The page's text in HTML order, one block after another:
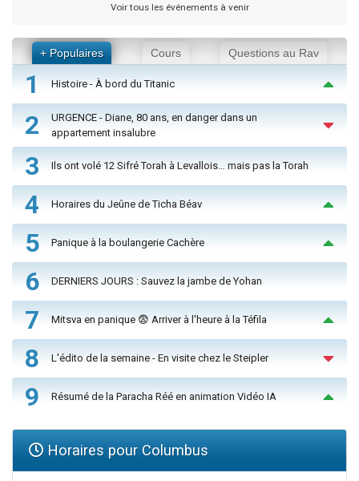
Voir tous les événements à venir
+ Populaires Cours Questions au Rav
1 Histoire - À bord du Titanic
2
URGENCE - Diane, 80 ans, en danger dans un
appartement insalubre
3 Ils ont volé 12 Sifré Torah à Levallois… mais pas la Torah
4 Horaires du Jeûne de Ticha Béav
5 Panique à la boulangerie Cachère
6 DERNIERS JOURS : Sauvez la jambe de Yohan
7 Mitsva en panique 😨 Arriver à l'heure à la Téfila
8 L'édito de la semaine - En visite chez le Steipler
9 Résumé de la Paracha Réé en animation Vidéo IA
Horaires pour Columbus